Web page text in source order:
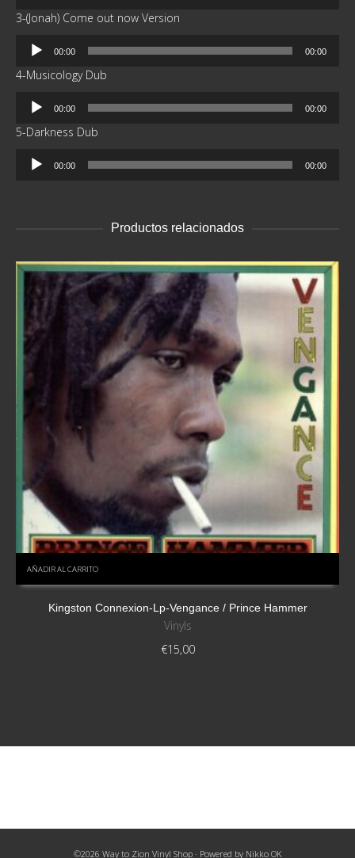
audio
3-(Jonah) Come out now Version
Reproductor
audio
00:00 00:00
4-Musicology Dub
Reproductor
audio
00:00 00:00
5-Darkness Dub
Reproductor
00:00 00:00
Productos relacionados
AÑADIR AL CARRITO
Kingston Connexion-Lp-Vengance / Prince Hammer
Vinyls
€15,00
©2026 Way to Zion Vinyl Shop · Powered by Nikko OK